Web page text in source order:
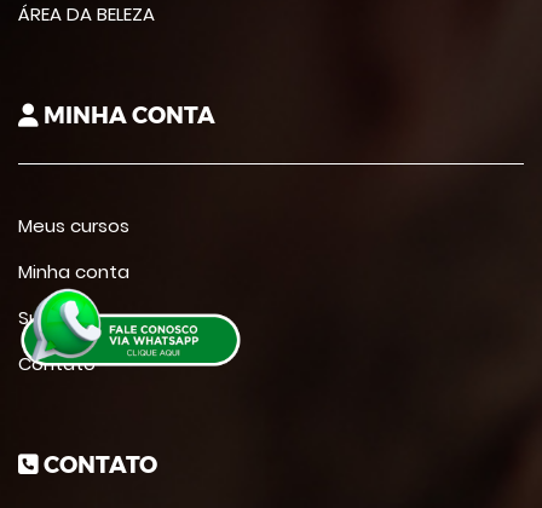
ÁREA DA BELEZA
MINHA CONTA
Meus cursos
Minha conta
Suporte
Contato
CONTATO